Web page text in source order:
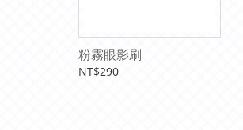
粉霧眼影刷
NT$290